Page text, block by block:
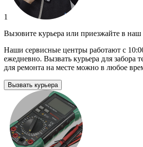
1
Вызовите курьера или приезжайте в
Наши сервисные центры работают с
ежедневно. Вызвать курьера для забора
для ремонта на месте можно в любое
Вызвать курьера